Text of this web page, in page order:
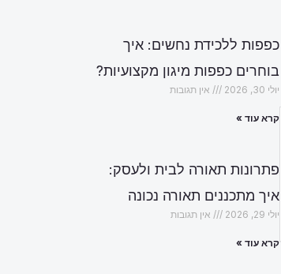
כפפות ללכידת נחשים: איך
בוחרים כפפות מיגון מקצועיות?
יולי 30, 2026 אין תגובות
קרא עוד »
פתרונות תאורה לבית ולעסק:
איך מתכננים תאורה נכונה
יולי 29, 2026 אין תגובות
קרא עוד »